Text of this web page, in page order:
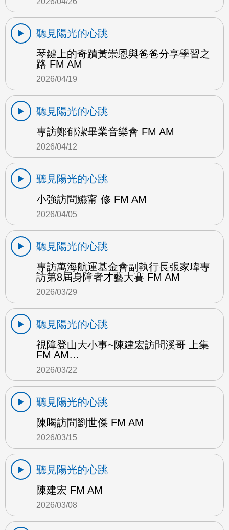
聽見陽光的心跳
琴鍵上的奇蹟黃崇恩與爸爸分享學習之
路 FM AM
2026/04/19
聽見陽光的心跳
專訪鄭郁潔畢業音樂會 FM AM
2026/04/12
聽見陽光的心跳
小強訪問嬿甯 修 FM AM
2026/04/05
聽見陽光的心跳
專訪萬海航運基金會副執行長張家瑋專
訪第8屆身障者才藝大賽 FM AM
2026/03/29
聽見陽光的心跳
視障登山大小事~陳建宏訪問溪哥 上集
FM AM…
2026/03/22
聽見陽光的心跳
陳喝訪問劉世傑 FM AM
2026/03/15
聽見陽光的心跳
陳建宏 FM AM
2026/03/08